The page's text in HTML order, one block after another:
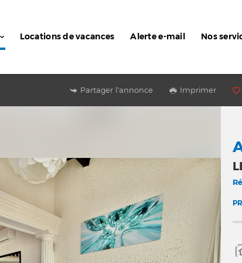
Locations de vacances Alerte e-mail Nos
Partager l'annonce Imprimer